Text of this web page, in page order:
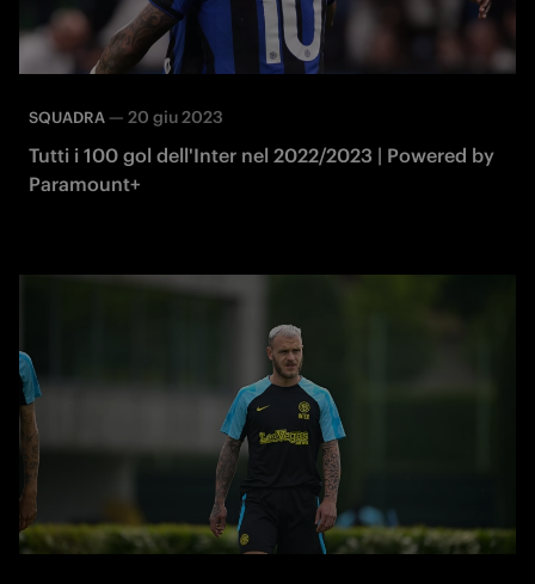
SQUADRA — 20 giu 2023
Tutti i 100 gol dell'Inter nel 2022/2023 | Powered by
Paramount+